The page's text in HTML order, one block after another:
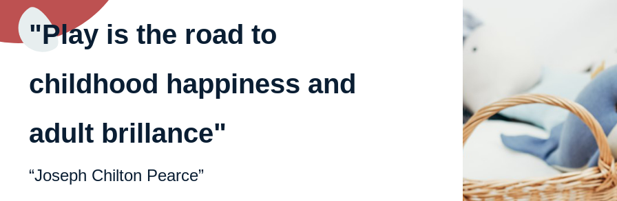
"Play is the road to
childhood happiness and
adult brillance"
“Joseph Chilton Pearce”